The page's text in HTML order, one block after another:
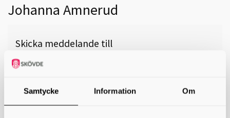
Samtycke Information Om
Johanna Amnerud
Skicka meddelande till
Johanna Amnerud , Götene,
Liljestensskolan, 0511-38 61 73,